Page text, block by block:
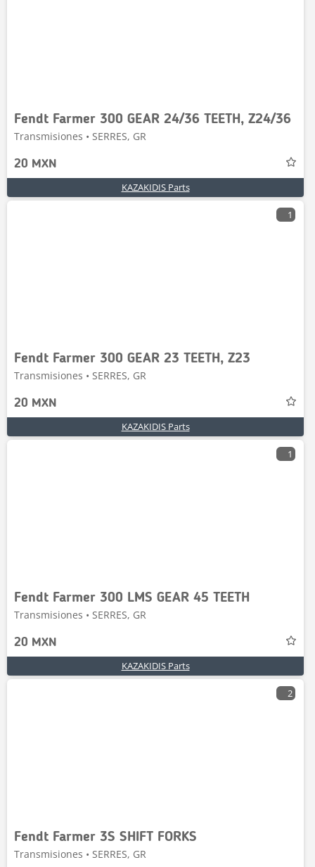
Fendt Farmer 300 GEAR 24/36 TEETH, Z24/36
Transmisiones • SERRES, GR
20 MXN
KAZAKIDIS Parts
1
Fendt Farmer 300 GEAR 23 TEETH, Z23
Transmisiones • SERRES, GR
20 MXN
KAZAKIDIS Parts
1
Fendt Farmer 300 LMS GEAR 45 TEETH
Transmisiones • SERRES, GR
20 MXN
KAZAKIDIS Parts
2
Fendt Farmer 3S SHIFT FORKS
Transmisiones • SERRES, GR